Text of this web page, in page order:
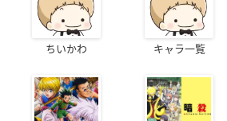
ちいかわ キャラ一覧